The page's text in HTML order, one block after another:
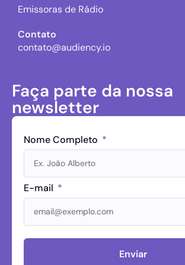
Emissoras de Rádio
Contato
contato@audiency.io
Faça parte da nossa
newsletter
Nome Completo
E-mail
Enviar